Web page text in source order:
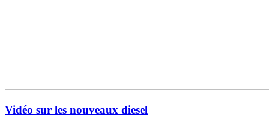
Vidéo sur les nouveaux diesel